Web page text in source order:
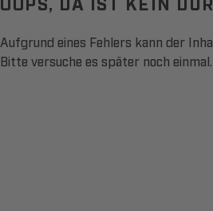
Aufgrund eines Fehlers kann der
Bitte versuche es später noch einmal.